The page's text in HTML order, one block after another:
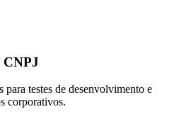
CNPJ
testes de desenvolvimento e
corporativos.